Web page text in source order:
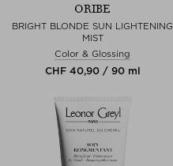
ORIBE
BRIGHT BLONDE SUN LIGHTENING
MIST
Color & Glossing
CHF 40,90 / 90 ml